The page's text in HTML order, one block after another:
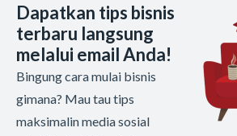
Dapatkan tips bisnis
terbaru langsung
melalui email Anda!
Bingung cara mulai bisnis
gimana? Mau tau tips
maksimalin media sosial